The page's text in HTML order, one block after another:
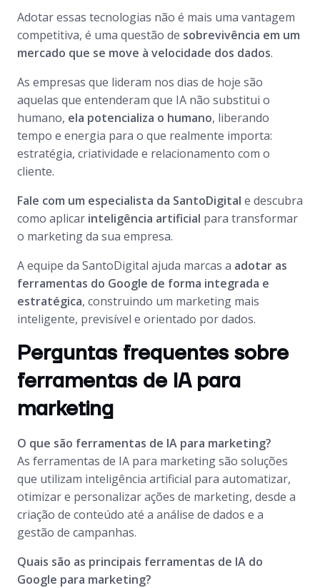
Adotar essas tecnologias não é mais uma vantagem
competitiva, é uma questão de sobrevivência em um
mercado que se move à velocidade dos dados.
As empresas que lideram nos dias de hoje são
aquelas que entenderam que IA não substitui o
humano, ela potencializa o humano, liberando
tempo e energia para o que realmente importa:
estratégia, criatividade e relacionamento com o
cliente.
Fale com um especialista da SantoDigital e descubra
como aplicar inteligência artificial para transformar
o marketing da sua empresa.
A equipe da SantoDigital ajuda marcas a adotar as
ferramentas do Google de forma integrada e
estratégica, construindo um marketing mais
inteligente, previsível e orientado por dados.
Perguntas frequentes sobre
ferramentas de IA para
marketing
O que são ferramentas de IA para marketing?
As ferramentas de IA para marketing são soluções
que utilizam inteligência artificial para automatizar,
otimizar e personalizar ações de marketing, desde a
criação de conteúdo até a análise de dados e a
gestão de campanhas.
Quais são as principais ferramentas de IA do
Google para marketing?